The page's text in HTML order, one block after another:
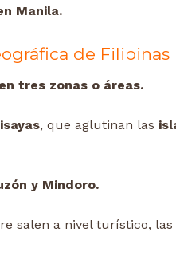
Manila.
de Filipinas
tres zonas o áreas.
, que aglutinan las
y Mindoro.
salen a nivel turístico, las